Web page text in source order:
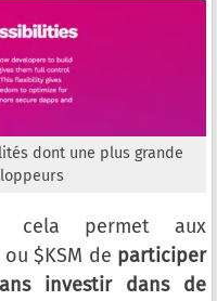
dont une plus grande
cela permet aux
$KSM de participer
investir dans de